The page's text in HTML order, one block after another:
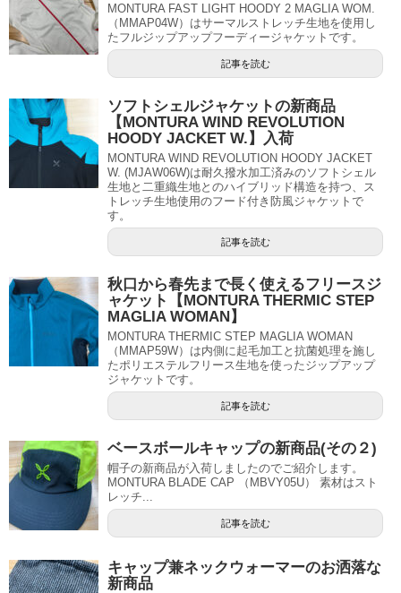
MONTURA FAST LIGHT HOODY 2 MAGLIA WOM.
（MMAP04W）はサーマルストレッチ生地を使用し
たフルジップアップフーディージャケットです。
記事を読む
ソフトシェルジャケットの新商品
【MONTURA WIND REVOLUTION
HOODY JACKET W.】入荷
MONTURA WIND REVOLUTION HOODY JACKET
W. (MJAW06W)は耐久撥水加工済みのソフトシェル
生地と二重織生地とのハイブリッド構造を持つ、ス
トレッチ生地使用のフード付き防風ジャケットで
す。
記事を読む
秋口から春先まで長く使えるフリースジ
ャケット【MONTURA THERMIC STEP
MAGLIA WOMAN】
MONTURA THERMIC STEP MAGLIA WOMAN
（MMAP59W）は内側に起毛加工と抗菌処理を施し
たポリエステルフリース生地を使ったジップアップ
ジャケットです。
記事を読む
ベースボールキャップの新商品(その２)
帽子の新商品が入荷しましたのでご紹介します。
MONTURA BLADE CAP （MBVY05U） 素材はスト
レッチ...
記事を読む
キャップ兼ネックウォーマーのお洒落な
新商品